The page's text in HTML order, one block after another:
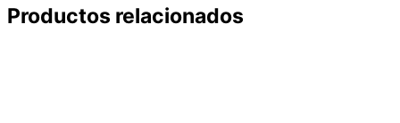
Productos relacionados